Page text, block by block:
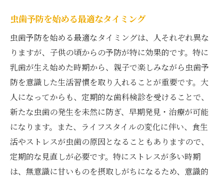
自分に合ったセルフケアの見つけ方
セルフケアの効果を高めるための工夫
日吉駅で健康な歯を維持するための虫歯対策
地域で実践できる虫歯対策のアイデア
歯科医推奨の虫歯予防グッズ選び
虫歯になりにくい生活習慣の作り方
日吉駅周辺で受けられる虫歯予防サービス
虫歯予防のための地域イベント紹介
歯を守るための具体的な行動プラン
虫歯予防を始める最適なタイミング
虫歯予防を始める最適なタイミングは、人それぞれ異な
りますが、子供の頃からの予防が特に効果的です。特に
乳歯が生え始めた時期から、親子で楽しみながら虫歯予
防を意識した生活習慣を取り入れることが重要です。大
人になってからも、定期的な歯科検診を受けることで、
新たな虫歯の発生を未然に防ぎ、早期発見・治療が可能
になります。また、ライフスタイルの変化に伴い、食生
活やストレスが虫歯の原因となることもありますので、
定期的な見直しが必要です。特にストレスが多い時期
は、無意識に甘いものを摂取しがちになるため、意識的